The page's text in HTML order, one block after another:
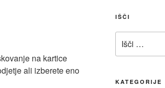
na kartice
ali izberete eno
IŠČI
KATEGORIJE